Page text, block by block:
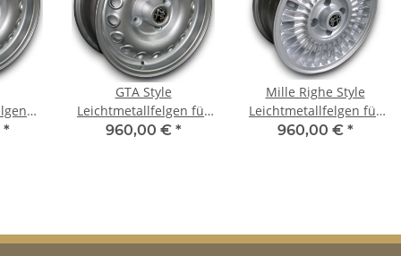
*
GTA Style
Leichtmetallfelgen für
Alfa Romeo Giulietta
960,00 € *
Mille Righe Style
Leichtmetallfelgen für
Alfa Romeo Alfetta &
960,00 € *